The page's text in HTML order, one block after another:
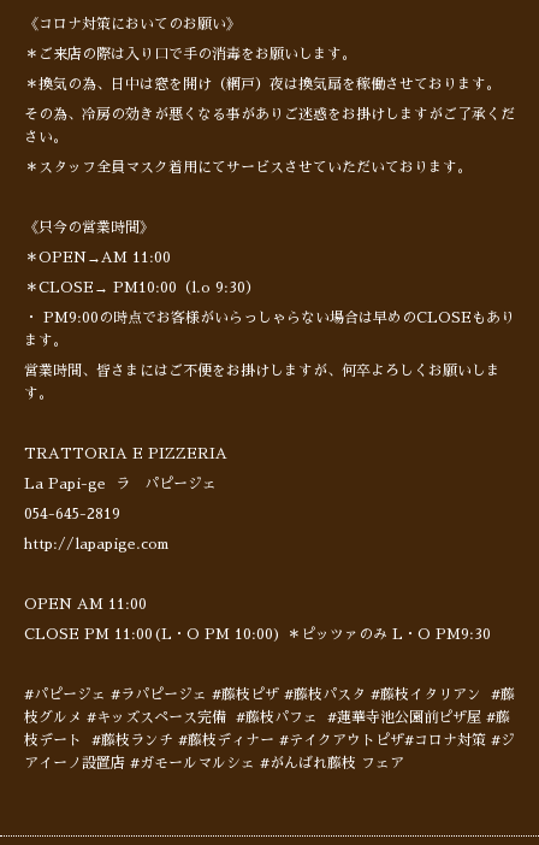
《コロナ対策においてのお願い》
＊ご来店の際は入り口で手の消毒をお願いします。
＊換気の為、日中は窓を開け（網戸）夜は換気扇を稼働させております。
その為、冷房の効きが悪くなる事がありご迷惑をお掛けしますがご了承くだ
さい。
＊スタッフ全員マスク着用にてサービスさせていただいております。
《只今の営業時間》
＊OPEN→AM 11:00
＊CLOSE→ PM10:00（l.o 9:30）
・ PM9:00の時点でお客様がいらっしゃらない場合は早めのCLOSEもあり
ます。
営業時間、皆さまにはご不便をお掛けしますが、何卒よろしくお願いしま
す。
TRATTORIA E PIZZERIA
La Papi-ge ラ パピージェ
054-645-2819
http://lapapige.com
OPEN AM 11:00
CLOSE PM 11:00(L・O PM 10:00) ＊ピッツァのみ L・O PM9:30
#パピージェ #ラパピージェ #藤枝ピザ #藤枝パスタ #藤枝イタリアン #藤
枝グルメ #キッズスペース完備 #藤枝パフェ #蓮華寺池公園前ピザ屋 #藤
枝デート #藤枝ランチ #藤枝ディナー #テイクアウトピザ#コロナ対策 #ジ
アイーノ設置店 #ガモールマルシェ #がんばれ藤枝 フェア